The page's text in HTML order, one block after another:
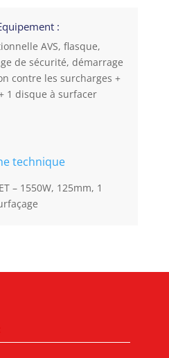
:
AVS, flasque,
de sécurité, démarrage
contre les surcharges +
1 disque à surfacer
technique
– 1550W, 125mm, 1